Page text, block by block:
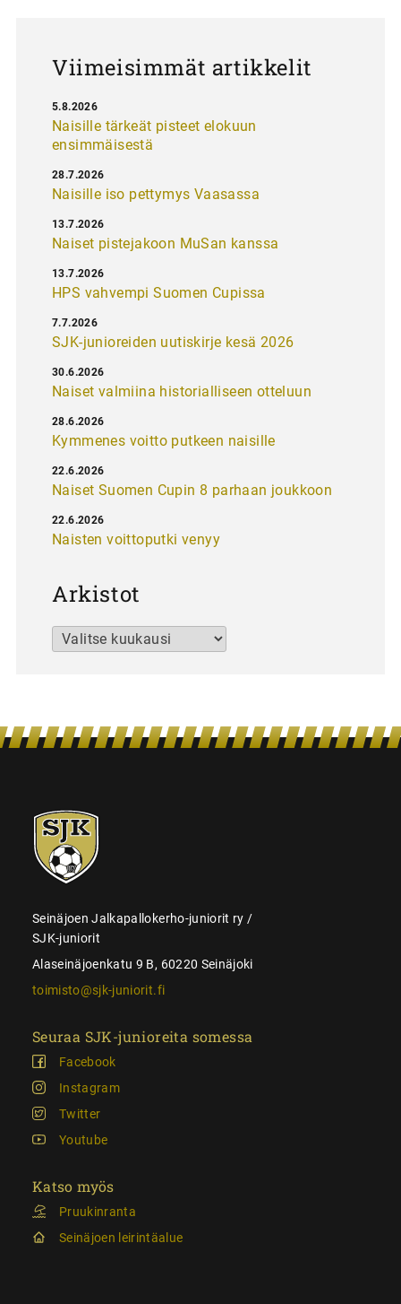
Viimeisimmät artikkelit
Naisille tärkeät pisteet elokuun
ensimmäisestä
5.8.2026
Naisille iso pettymys Vaasassa
28.7.2026
Naiset pistejakoon MuSan kanssa
13.7.2026
HPS vahvempi Suomen Cupissa
13.7.2026
SJK-junioreiden uutiskirje kesä 2026
7.7.2026
Naiset valmiina historialliseen otteluun
30.6.2026
Kymmenes voitto putkeen naisille
28.6.2026
Naiset Suomen Cupin 8 parhaan joukkoon
22.6.2026
Naisten voittoputki venyy
22.6.2026
Arkistot
Arkistot
SJK-
juniorit
Seinäjoen Jalkapallokerho-juniorit ry /
SJK-juniorit
Alaseinäjoenkatu 9 B, 60220 Seinäjoki
toimisto@sjk-juniorit.fi
Seuraa SJK-junioreita somessa
Facebook
Instagram
Twitter
Youtube
Katso myös
Pruukinranta
Seinäjoen leirintäalue